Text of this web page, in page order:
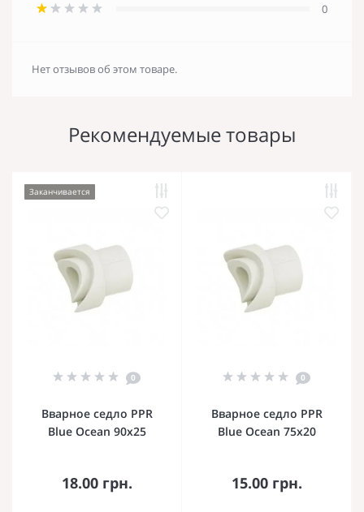
0
Нет отзывов об этом товаре.
Рекомендуемые товары
Заканчивается
0
Вварное седло PPR
Blue Ocean 90х25
18.00 грн.
0
Вварное седло PPR
Blue Ocean 75х20
15.00 грн.